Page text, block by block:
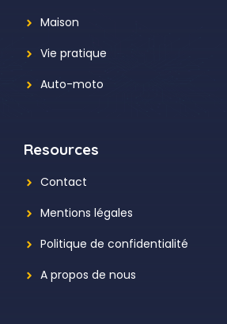
Maison
Vie pratique
Auto-moto
Resources
Contact
Mentions légales
Politique de confidentialité
A propos de nous